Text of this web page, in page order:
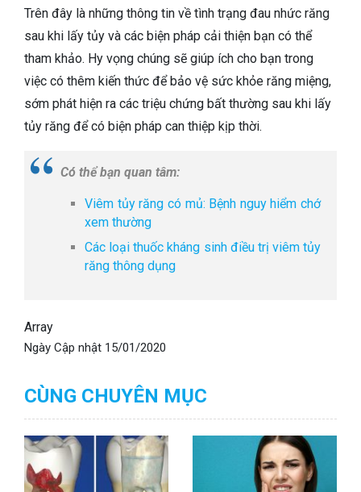
Trên đây là những thông tin về tình trạng đau nhức răng
sau khi lấy tủy và các biện pháp cải thiện bạn có thể
tham khảo. Hy vọng chúng sẽ giúp ích cho bạn trong
việc có thêm kiến thức để bảo vệ sức khỏe răng miệng,
sớm phát hiện ra các triệu chứng bất thường sau khi lấy
tủy răng để có biện pháp can thiệp kịp thời.
Có thể bạn quan tâm:
Viêm tủy răng có mủ: Bệnh nguy hiểm chớ
xem thường
Các loại thuốc kháng sinh điều trị viêm tủy
răng thông dụng
Array
Ngày Cập nhật 15/01/2020
CÙNG CHUYÊN MỤC